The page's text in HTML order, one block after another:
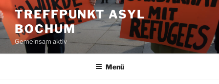
Zum
Inhalt
springen
TREFFPUNKT ASYL
BOCHUM
Gemeinsam aktiv
Menü